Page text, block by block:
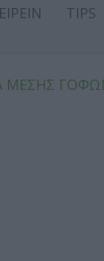
TIPS
ΜΕΣΗΣ